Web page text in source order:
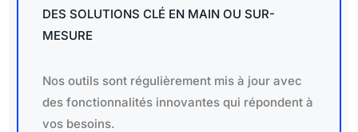
DES SOLUTIONS CLÉ EN MAIN OU SUR-
MESURE
Nos outils sont régulièrement mis à jour avec
des fonctionnalités innovantes qui répondent à
vos besoins.